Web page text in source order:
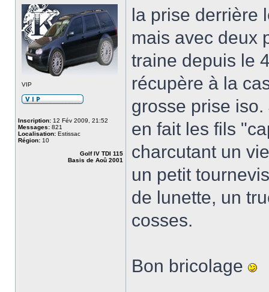
VIP
Inscription: 12 Fév 2009, 21:52
Messages: 821
Localisation: Estissac
Région: 10
Golf IV TDI 115
Basis de Aoû 2001
la prise derrière
mais avec deux
traine depuis le
récupère à la
grosse prise
en fait les fils
charcutant un
un petit
de lunette, un
cosses.
Bon bricolage